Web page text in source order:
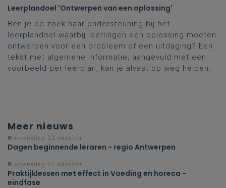
Leerplandoel 'Ontwerpen van een oplossing'
Ben je op zoek naar ondersteuning bij het
leerplandoel waarbij leerlingen een oplossing moeten
ontwerpen voor een probleem of een uitdaging? Een
tekst met algemene informatie, aangevuld met een
voorbeeld per leerplan, kan je alvast op weg helpen.
Meer nieuws
woensdag 22 oktober
Dagen beginnende leraren - regio Antwerpen
woensdag 01 oktober
Praktijklessen met effect in Voeding en horeca -
eindfase